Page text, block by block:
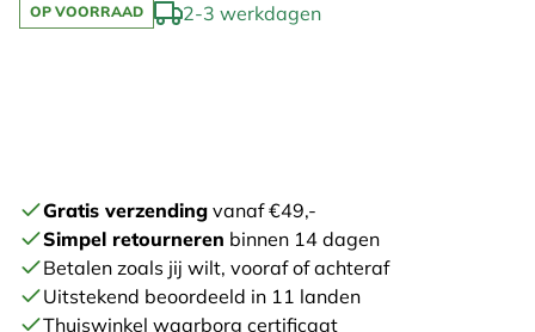
OP VOORRAAD 2-3 werkdagen
Gratis verzending vanaf €49,-
Simpel retourneren binnen 14 dagen
Betalen zoals jij wilt, vooraf of achteraf
Uitstekend beoordeeld in 11 landen
Thuiswinkel waarborg certificaat